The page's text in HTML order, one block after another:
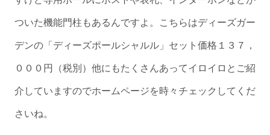
ついた機能門柱もあるんですよ。こちらはディーズガー
デンの「ディーズポールシャルル」セット価格１３７，
０００円（税別）他にもたくさんあってイロイロとご紹
介していますのでホームページを時々チェックしてくだ
さいね。